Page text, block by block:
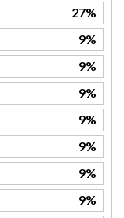
27%
9%
9%
9%
9%
9%
9%
9%